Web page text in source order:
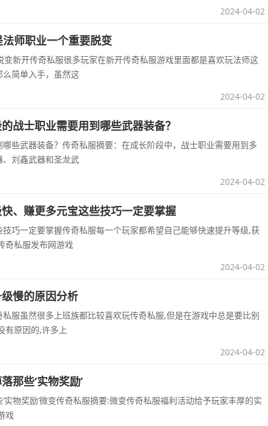
2024-04-02
师职业一个重要脱变
新开传奇私服很多玩家在新开传奇私服游戏里面都是喜欢玩法师这
简单入手，虽然这
2024-04-02
战士职业需要用到哪些武器装备？
些武器装备？传奇私服摘要：在成长阶段中，战士职业需要用到多
刘鑫武器和圣龙武
2024-04-02
、赚更多元宝这些技巧一定要掌握
巧一定要掌握传奇私服每一个玩家都希望自己能够快速提升等级,获
奇私服发布网游戏
2024-04-02
慢的原因分析
私服虽然很多上班族都比较喜欢玩传奇私服,但是在游戏中总是要比别
有原因的,许多上
2024-04-02
那些‘实物奖励’
实物奖励’微变传奇私服摘要:微变传奇私服福利活动给予玩家丰厚的实
戏